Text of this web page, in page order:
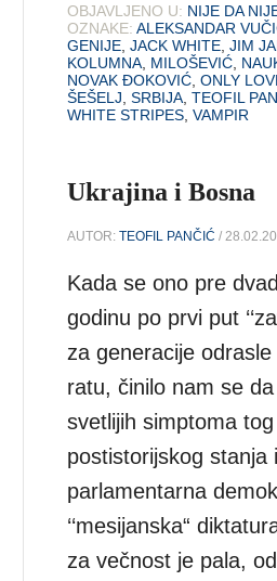
OBJAVLJENO U: NIJE DA
OZNAKE: ALEKSANDAR
GENIJE ,JACK WHITE ,JIM
KOLUMNA MILOŠEVIĆ
NOVAK ĐOKOVIĆ ,ONLY
ŠEŠELJ ,SRBIJA ,TEOFIL
WHITE STRIPES ,VAMPIR
Ukrajina i Bosna
AUTOR:TEOFIL PANČIĆ /
Kada se ono pre
godinu po prvi put
za generacije
ratu, činilo nam se
svetlijih simptoma
postistorijskog stanja
parlamentarna
‘‘mesijanska“
za večnost je pala,